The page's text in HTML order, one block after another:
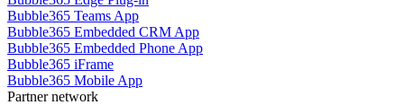
Bubble365 Teams App
Bubble365 Embedded CRM App
Bubble365 Embedded Phone App
Bubble365 iFrame
Bubble365 Mobile App
Partner network